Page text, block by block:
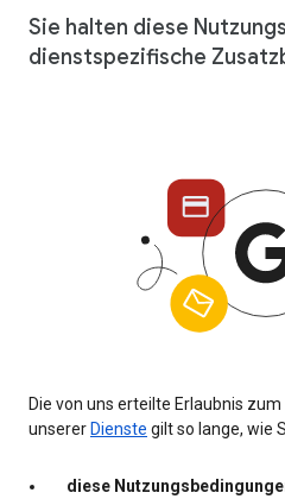
Sie halten diese
dienstspezifische
Die von uns erteilte Erlaubnis
unsererDienste gilt so lange, wie
diese